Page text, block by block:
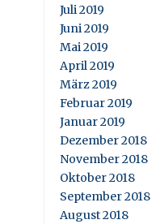
Juli 2019
Juni 2019
Mai 2019
April 2019
März 2019
Februar 2019
Januar 2019
Dezember 2018
November 2018
Oktober 2018
September 2018
August 2018